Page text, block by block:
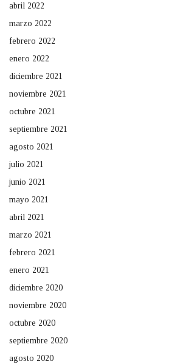
abril 2022
marzo 2022
febrero 2022
enero 2022
diciembre 2021
noviembre 2021
octubre 2021
septiembre 2021
agosto 2021
julio 2021
junio 2021
mayo 2021
abril 2021
marzo 2021
febrero 2021
enero 2021
diciembre 2020
noviembre 2020
octubre 2020
septiembre 2020
agosto 2020